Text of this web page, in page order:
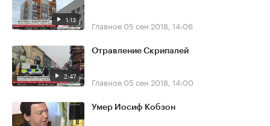
1:13 Главное 05 сен 2018, 14:06
2:47
Отравление Скрипалей
Главное 05 сен 2018, 14:00
Умер Иосиф Кобзон